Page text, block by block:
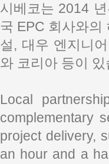
시베코는 2014
국 EPC 회사와의
설, 대우 엔지니
와 코리아 등이 있
Local
complementary
project delivery,
an hour and a